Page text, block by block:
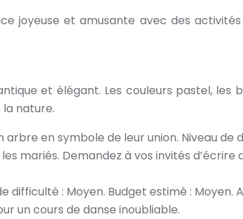
joyeuse et amusante avec des activités
et élégant. Les couleurs pastel, les
la nature.
en symbole de leur union. Niveau de
mariés. Demandez à vos invités
difficulté : Moyen. Budget estimé :
un cours de danse inoubliable.